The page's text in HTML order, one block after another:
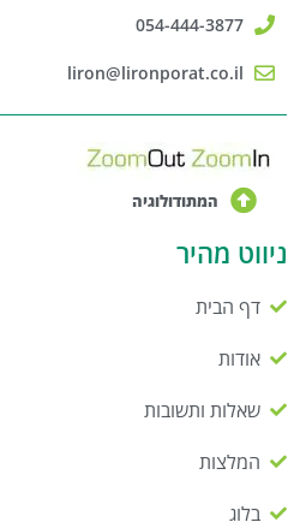
054-444-3877
liron@lironporat.co.il
המתודולוגיה
ניווט מהיר
דף הבית
אודות
שאלות ותשובות
המלצות
בלוג